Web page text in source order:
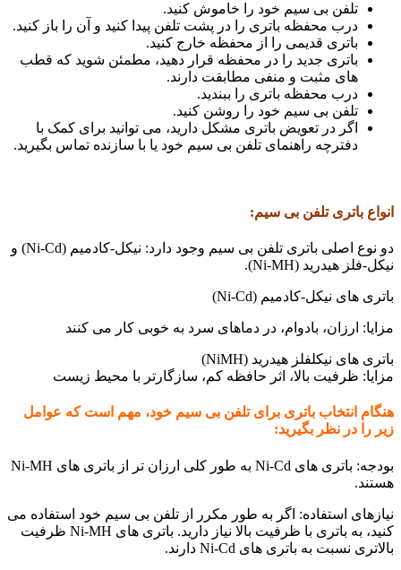
تلفن بی سیم خود را خاموش کنید.
درب محفظه باتری را در پشت تلفن پیدا کنید و آن را باز کنید.
باتری قدیمی را از محفظه خارج کنید.
باتری جدید را در محفظه قرار دهید، مطمئن شوید که قطب
های مثبت و منفی مطابقت دارند.
درب محفظه باتری را ببندید.
تلفن بی سیم خود را روشن کنید.
اگر در تعویض باتری مشکل دارید، می توانید برای کمک با
دفترچه راهنمای تلفن بی سیم خود یا با سازنده تماس بگیرید.
انواع باتری تلفن بی سیم:
دو نوع اصلی باتری تلفن بی سیم وجود دارد: نیکل-کادمیم (Ni-Cd) و
نیکل-فلز هیدرید (Ni-MH).
باتری های نیکل-کادمیم (Ni-Cd)
مزایا: ارزان، بادوام، در دماهای سرد به خوبی کار می کنند
باتری های نیکلفلز هیدرید (NiMH)
مزایا: ظرفیت بالا، اثر حافظه کم، سازگارتر با محیط زیست
هنگام انتخاب باتری برای تلفن بی سیم خود، مهم است که عوامل
زیر را در نظر بگیرید:
بودجه: باتری های Ni-Cd به طور کلی ارزان تر از باتری های Ni-MH
هستند.
نیازهای استفاده: اگر به طور مکرر از تلفن بی سیم خود استفاده می
کنید، به باتری با ظرفیت بالا نیاز دارید. باتری های Ni-MH ظرفیت
بالاتری نسبت به باتری های Ni-Cd دارند.